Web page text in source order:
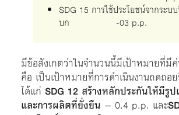
SDG 15 การใช้ประโยชน์จากระบ
บก -03 p.p.
มีข้อสังเกตว่าในจำนวนนี้มีเป้าหมายที่มี
คือ เป็นเป้าหมายที่การดำเนินงานถดถอ
ได้แก่ SDG 12 สร้างหลักประกันให้มีรู
และการผลิตที่ยั่งยืน – 0.4 p.p. และ